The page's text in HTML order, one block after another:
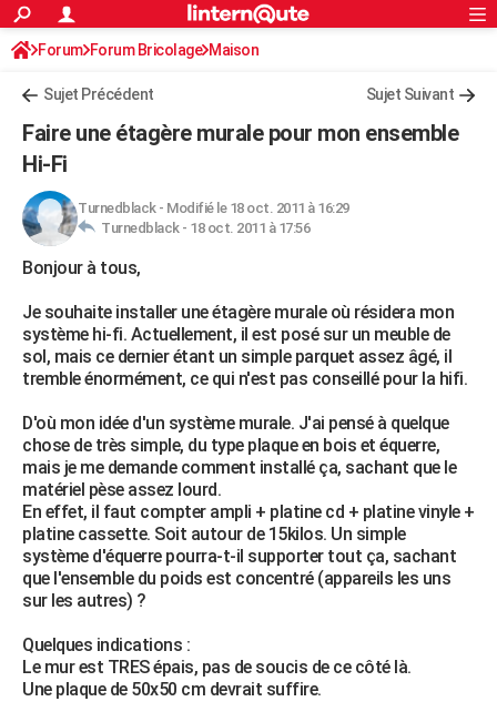
ACTUALITÉS
Politique
Société
Faits Divers
Education
Monde
Villes
+
Programme TV
TNTStreaming
Cinéma
Sorties cinéma
Musique
+FINANCE
Retraite
Impôts
Epargne
Immobilier
Risques naturels par ville
Banque
Assurance
Crédit
AUTO
Essais
Réserver un essai
Citadines
Berlines
SUV
Forum auto
HIGH-TECH
Forum
Aménagement intérieur
Extérieur
Cuisine
Salle de bains
Jardinage
Rangement
WEEK-END
Guides de France
Escapades
Patrimoine
Expositions
Musées
Week-end nature
+LIFESTYLE
Art de vivre
Bien-être
Loisirs
Mode
Modes de vie
SANTE
Alimentation
Guide de la santé
Maladies
Médicaments
Sommeil
VOYAGE
Destinations
City break
Voyage nature
Voyage de noces
Forum
Climat
+PHOTO
GUIDES D'ACHAT
CARTE DE VOEUX
Carte de Noël
Carte Bonne année
Carte Saint-Valentin
Carte Pâques
Carte d'anniversaire
DICTIONNAIRE
S'inscrire
Connexion
Forum Forum Bricolage Maison
Sujet Précédent Sujet Suivant
Faire une étagère murale pour mon ensemble
Hi-Fi
Turnedblack- Modifié le 18 oct. 2011 à 16:29
Turnedblack - 18 oct. 2011 à 17:56
Bonjour à tous,
Je souhaite installer une étagère murale où résidera mon
système hi-fi. Actuellement, il est posé sur un meuble de
sol, mais ce dernier étant un simple parquet assez âgé, il
tremble énormément, ce qui n'est pas conseillé pour la hifi.
D'où mon idée d'un système murale. J'ai pensé à quelque
chose de très simple, du type plaque en bois et équerre,
mais je me demande comment installé ça, sachant que le
matériel pèse assez lourd.
En effet, il faut compter ampli + platine cd + platine vinyle +
platine cassette. Soit autour de 15kilos. Un simple
système d'équerre pourra-t-il supporter tout ça, sachant
que l'ensemble du poids est concentré (appareils les uns
sur les autres) ?
Quelques indications :
Le mur est TRES épais, pas de soucis de ce côté là.
Une plaque de 50x50 cm devrait suffire.